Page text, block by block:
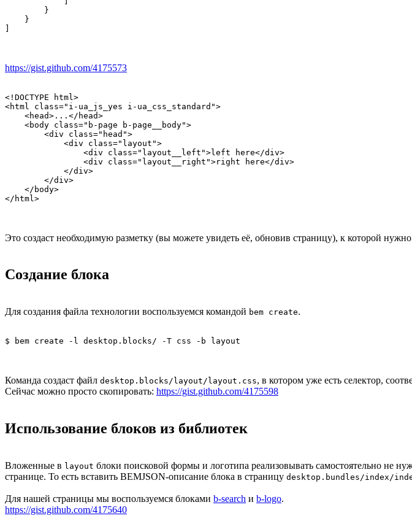
        }
    }
https://gist.github.com/4175573
<!DOCTYPE html>
<html class="i-ua_js_yes i-ua_css_standard">
    <head>...</head>
    <body class="b-page b-page__body">
        <div class="head">
            <div class="layout">
                <div class="layout__left">left here</div>
                <div class="layout__right">right here</div>
            </div>
        </div>
    </body>
</html>
Это создаст необходимую разметку (вы можете увидеть её, обновив страницу), к которой нужно
Создание блока
Для создания файла технологии воспользуемся командой bem create.
Команда создаст файл desktop.blocks/layout/layout.css, в котором уже есть селектор,
Сейчас можно просто скопировать: https://gist.github.com/4175598
Использование блоков из библиотек
Вложенные в layout блоки поисковой формы и логотипа реализовывать самостоятельно не
странице. То есть вставить BEMJSON-описание блока в страницу desktop.bundles/index/
Для нашей страницы мы воспользуемся блоками b-search и b-logo.
https://gist.github.com/4175640